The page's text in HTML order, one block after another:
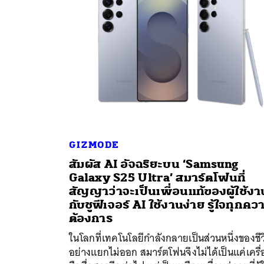
GIZMODE
สัมผัส AI อัจฉริยะบน ‘Samsung
Galaxy S25 Ultra’ สมาร์ตโฟนที่
สัญญาว่าจะเป็นเพื่อนแท้ของผู้ใช้งา
กับชูฟีเจอร์ AI ใช้งานง่าย รู้ใจทุกคว
ต้องการ
ในโลกที่เทคโนโลยีกำลังกลายเป็นส่วนหนึ่งของชี
อย่างแยกไม่ออก สมาร์ตโฟนจึงไม่ได้เป็นแค่เครื่